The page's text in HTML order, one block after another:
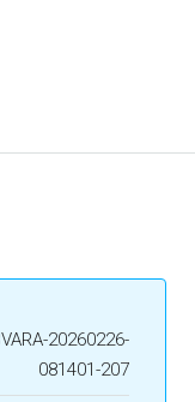
20260226-
081401-207